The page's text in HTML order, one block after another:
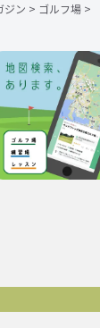
ジン > ゴルフ場 >